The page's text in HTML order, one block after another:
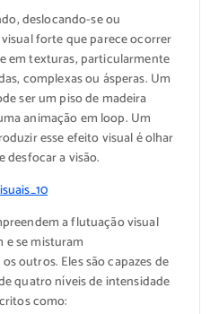
deslocando-se ou
forte que parece ocorrer
em texturas, particularmente
complexas ou ásperas. Um
ser um piso de madeira
animação em loop. Um
esse efeito visual é olhar
desfocar a visão.
a flutuação visual
se misturam
outros. Eles são capazes de
quatro níveis de intensidade
como: